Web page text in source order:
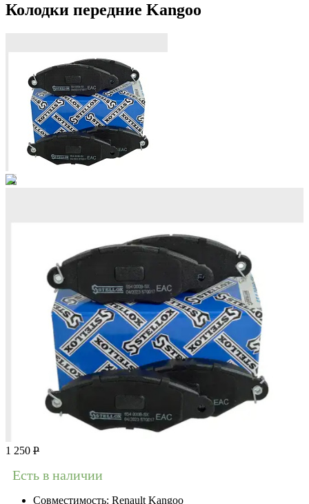
Колодки передние Kangoo
1 250 Р
Есть в наличии
Совместимость: Renault Kangoo